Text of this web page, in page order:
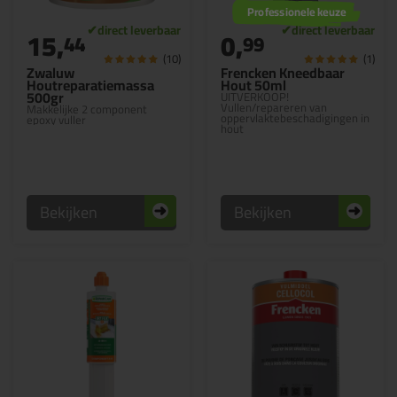
Zwaluw
Houtreparatiemassa
500gr
Makkelijke 2 component
epoxy vuller
15,44 (10)
Bekijken
Frencken Kneedbaar
Hout 50ml
UITVERKOOP!
Vullen/repareren van
oppervlaktebeschadigingen in
hout
Professionele keuze
0,99 (1)
Bekijken